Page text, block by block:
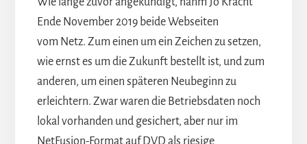
Ende November 2019 beide Webseiten
vom Netz. Zum einen um ein Zeichen zu setzen,
wie ernst es um die Zukunft bestellt ist, und zum
anderen, um einen späteren Neubeginn zu
erleichtern. Zwar waren die Betriebsdaten noch
lokal vorhanden und gesichert, aber nur im
NetFusion-Format auf DVD als riesige